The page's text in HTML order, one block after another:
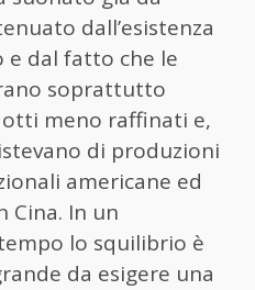
dall’esistenza
e dal fatto che le
soprattutto
meno raffinati e,
di produzioni
americane ed
Cina. In un
lo squilibrio è
da esigere una